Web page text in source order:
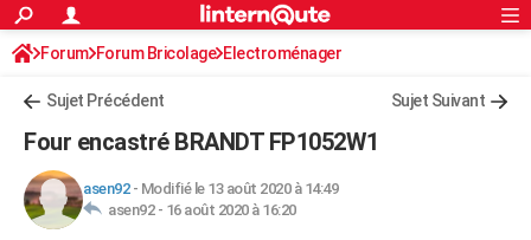
ACTUALITÉS
Politique
Société
Faits Divers
Education
Monde
Villes
+
FINANCE
Retraite
Impôts
Epargne
Immobilier
Risques naturels par ville
Banque
Assurance
Crédit
AUTO
S'inscrire
Connexion
Forum Forum Bricolage Electroménager
Sujet Précédent Sujet Suivant
Four encastré BRANDT FP1052W1
asen92- Modifié le 13 août 2020 à 14:49
asen92 - 16 août 2020 à 16:20